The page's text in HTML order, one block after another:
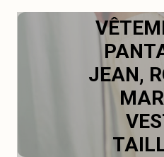
JEAN,